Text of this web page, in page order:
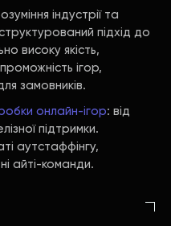
індустрії та
підхід до
високу якість,
ігор,
замовників.
онлайн-ігор: від
підтримки.
аутстаффінгу,
айті-команди.